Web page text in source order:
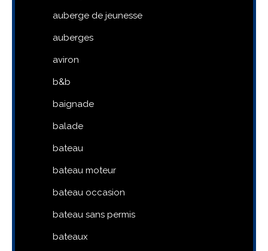
auberge de jeunesse
auberges
aviron
b&b
baignade
balade
bateau
bateau moteur
bateau occasion
bateau sans permis
bateaux